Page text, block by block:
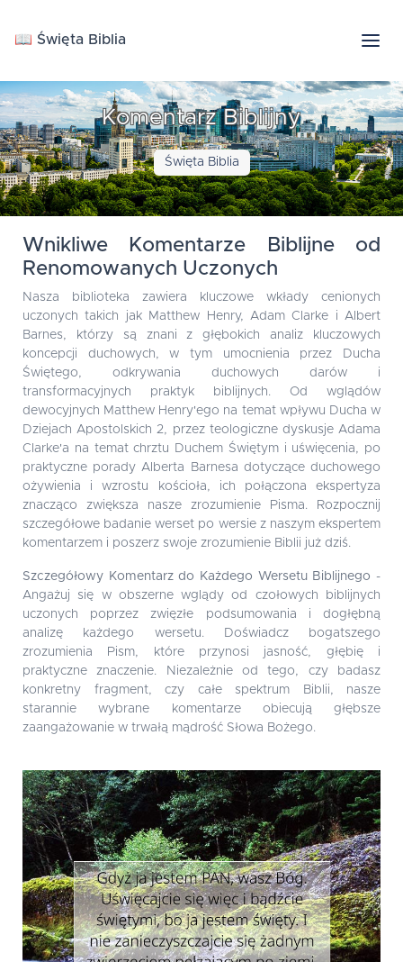
📖 Święta Biblia
Komentarz Biblijny
Święta Biblia
Wnikliwe Komentarze Biblijne od
Renomowanych Uczonych
Nasza biblioteka zawiera kluczowe wkłady cenionych
uczonych takich jak Matthew Henry, Adam Clarke i Albert
Barnes, którzy są znani z głębokich analiz kluczowych
koncepcji duchowych, w tym umocnienia przez Ducha
Świętego, odkrywania duchowych darów i
transformacyjnych praktyk biblijnych. Od wglądów
dewocyjnych Matthew Henry'ego na temat wpływu Ducha w
Dziejach Apostolskich 2, przez teologiczne dyskusje Adama
Clarke'a na temat chrztu Duchem Świętym i uświęcenia, po
praktyczne porady Alberta Barnesa dotyczące duchowego
ożywienia i wzrostu kościoła, ich połączona ekspertyza
znacząco zwiększa nasze zrozumienie Pisma. Rozpocznij
szczegółowe badanie werset po wersie z naszym ekspertem
komentarzem i poszerz swoje zrozumienie Biblii już dziś.
Szczegółowy Komentarz do Każdego Wersetu Biblijnego -
Angażuj się w obszerne wglądy od czołowych biblijnych
uczonych poprzez zwięzłe podsumowania i dogłębną
analizę każdego wersetu. Doświadcz bogatszego
zrozumienia Pism, które przynosi jasność, głębię i
praktyczne znaczenie. Niezależnie od tego, czy badasz
konkretny fragment, czy całe spektrum Biblii, nasze
starannie wybrane komentarze obiecują głębsze
zaangażowanie w trwałą mądrość Słowa Bożego.